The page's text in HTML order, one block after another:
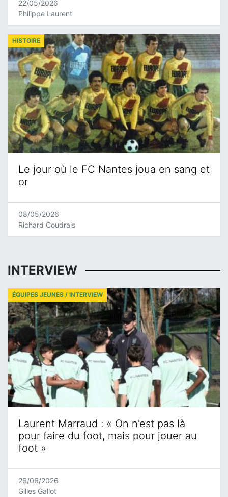
22/05/2026
Philippe Laurent
Le jour où le FC Nantes joua en sang et
or
HISTOIRE
08/05/2026
Richard Coudrais
INTERVIEW
Laurent Marraud : « On n’est pas là
pour faire du foot, mais pour jouer au
foot »
ÉQUIPES JEUNES / INTERVIEW
26/06/2026
Gilles Gallot